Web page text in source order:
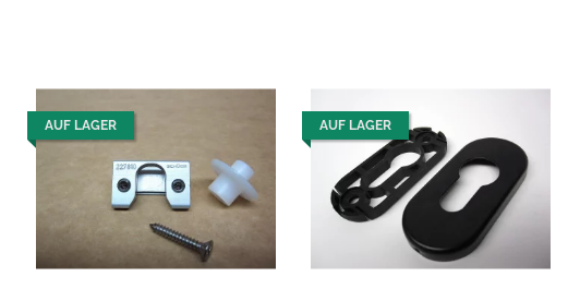
AUF LAGER AUF LAGER